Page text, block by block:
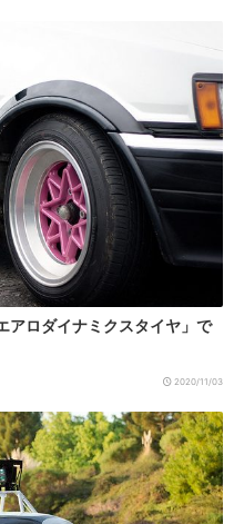
アロダイナミクスタイヤ」で
2020/11/03